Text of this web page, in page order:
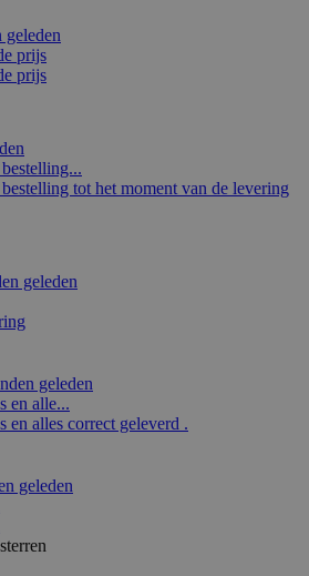
geleden
prijs
prijs
tot het moment van de levering
geleden
geleden
en alle...
en alles correct geleverd .
geleden